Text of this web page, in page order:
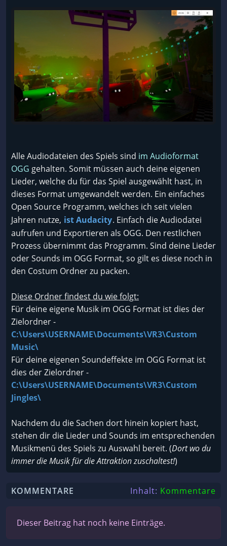
Alle Audiodateien des Spiels sind im Audioformat
OGG gehalten. Somit müssen auch deine eigenen
Lieder, welche du für das Spiel ausgewählt hast, in
dieses Format umgewandelt werden. Ein einfaches
Open Source Programm, welches ich seit vielen
Jahren nutze, ist Audacity. Einfach die Audiodatei
aufrufen und Exportieren als OGG. Den restlichen
Prozess übernimmt das Programm. Sind deine Lieder
oder Sounds im OGG Format, so gilt es diese noch in
den Costum Ordner zu packen.
Diese Ordner findest du wie folgt:
Für deine eigene Musik im OGG Format ist dies der
Zielordner -
C:\Users\USERNAME\Documents\VR3\Custom
Music\
Für deine eigenen Soundeffekte im OGG Format ist
dies der Zielordner -
C:\Users\USERNAME\Documents\VR3\Custom
Jingles\
Nachdem du die Sachen dort hinein kopiert hast,
stehen dir die Lieder und Sounds im entsprechenden
Musikmenü des Spiels zu Auswahl bereit. (Dort wo du
immer die Musik für die Attraktion zuschaltest!)
KOMMENTARE Inhalt: Kommentare
Dieser Beitrag hat noch keine Einträge.